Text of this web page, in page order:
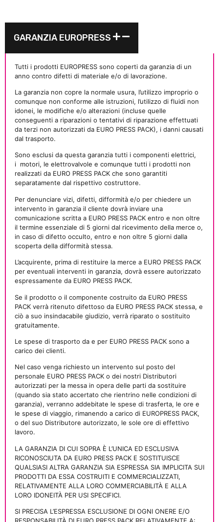
GARANZIA EUROPRESS
Tutti i prodotti EUROPRESS sono coperti da garanzia di un
anno contro difetti di materiale e/o di lavorazione.
La garanzia non copre la normale usura, l’utilizzo improprio o
comunque non conforme alle istruzioni, l’utilizzo di fluidi non
idonei, le modifiche e/o alterazioni (incluse quelle
conseguenti a riparazioni o tentativi di riparazione effettuati
da terzi non autorizzati da EURO PRESS PACK), i danni causati
dal trasporto.
Sono esclusi da questa garanzia tutti i componenti elettrici,
i motori, le elettrovalvole e comunque tutti i prodotti non
realizzati da EURO PRESS PACK che sono garantiti
separatamente dal rispettivo costruttore.
Per denunciare vizi, difetti, difformità e/o per chiedere un
intervento in garanzia il cliente dovrà inviare una
comunicazione scritta a EURO PRESS PACK entro e non oltre
il termine essenziale di 5 giorni dal ricevimento della merce o,
in caso di difetto occulto, entro e non oltre 5 giorni dalla
scoperta della difformità stessa.
L’acquirente, prima di restituire la merce a EURO PRESS PACK
per eventuali interventi in garanzia, dovrà essere autorizzato
espressamente da EURO PRESS PACK.
Se il prodotto o il componente costruito da EURO PRESS
PACK verrà ritenuto difettoso da EURO PRESS PACK stessa, e
ciò a suo insindacabile giudizio, verrà riparato o sostituito
gratuitamente.
Le spese di trasporto da e per EURO PRESS PACK sono a
carico dei clienti.
Nel caso venga richiesto un intervento sul posto del
personale EURO PRESS PACK o dei nostri Distributori
autorizzati per la messa in opera delle parti da sostituire
(quando sia stato accertato che rientrino nelle condizioni di
garanzia), verranno addebitate le spese di trasferta, le ore e
le spese di viaggio, rimanendo a carico di EUROPRESS PACK,
o del suo Distributore autorizzato, le sole ore di effettivo
lavoro.
LA GARANZIA DI CUI SOPRA È L’UNICA ED ESCLUSIVA
RICONOSCIUTA DA EURO PRESS PACK E SOSTITUISCE
QUALSIASI ALTRA GARANZIA SIA ESPRESSA SIA IMPLICITA SUI
PRODOTTI DA ESSA COSTRUITI E COMMERCIALIZZATI,
RELATIVAMENTE ALLA LORO COMMERCIABILITÀ E ALLA
LORO IDONEITÀ PER USI SPECIFICI.
SI PRECISA L’ESPRESSA ESCLUSIONE DI OGNI ONERE E/O